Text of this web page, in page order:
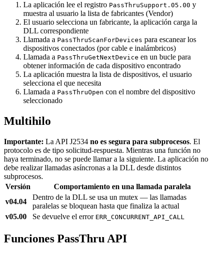
La aplicación lee el registro PassThruSupport.05.00 y
muestra al usuario la lista de fabricantes (Vendor)
El usuario selecciona un fabricante, la aplicación carga la
DLL correspondiente
Llamada a PassThruScanForDevices para escanear los
dispositivos conectados (por cable e inalámbricos)
Llamada a PassThruGetNextDevice en un bucle para
obtener información de cada dispositivo encontrado
La aplicación muestra la lista de dispositivos, el usuario
selecciona el que necesita
Llamada a PassThruOpen con el nombre del dispositivo
seleccionado
Multihilo
Importante: La API J2534 no es segura para subprocesos. El
protocolo es de tipo solicitud-respuesta. Mientras una función no
haya terminado, no se puede llamar a la siguiente. La aplicación no
debe realizar llamadas asíncronas a la DLL desde distintos
subprocesos.
Versión
Comportamiento en una llamada paralela
v04.04
Dentro de la DLL se usa un mutex — las llamadas
paralelas se bloquean hasta que finaliza la actual
v05.00
Se devuelve el error ERR_CONCURRENT_API_CALL
Funciones PassThru API